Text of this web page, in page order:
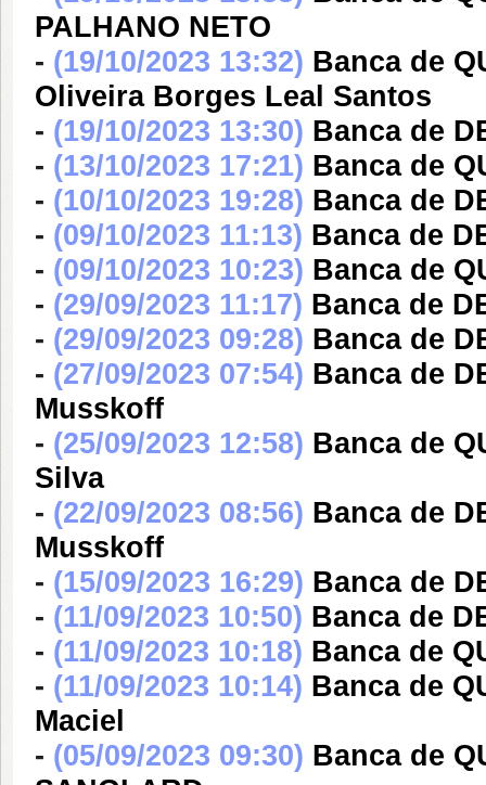
PALHANO NETO
- (19/10/2023 13:32) Banca de
Oliveira Borges Leal Santos
- (19/10/2023 13:30) Banca de
- (13/10/2023 17:21) Banca de
- (10/10/2023 19:28) Banca de
- (09/10/2023 11:13) Banca de
- (09/10/2023 10:23) Banca de
- (29/09/2023 11:17) Banca de
- (29/09/2023 09:28) Banca de
- (27/09/2023 07:54) Banca de
Musskoff
- (25/09/2023 12:58) Banca de
Silva
- (22/09/2023 08:56) Banca de
Musskoff
- (15/09/2023 16:29) Banca de
- (11/09/2023 10:50) Banca de
- (11/09/2023 10:18) Banca de
- (11/09/2023 10:14) Banca de
Maciel
- (05/09/2023 09:30) Banca de